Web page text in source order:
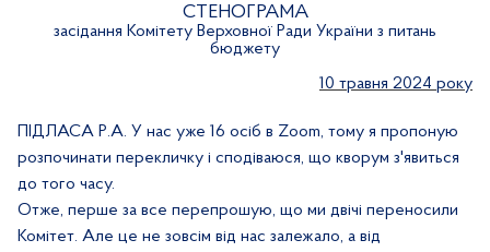
СТЕНОГРАМА
засідання Комітету Верховної Ради України з питань
бюджету
10 травня 2024 року
ПІДЛАСА Р.А. У нас уже 16 осіб в Zoom, тому я пропоную
розпочинати перекличку і сподіваюся, що кворум з'явиться
до того часу.
Отже, перше за все перепрошую, що ми двічі переносили
Комітет. Але це не зовсім від нас залежало, а від